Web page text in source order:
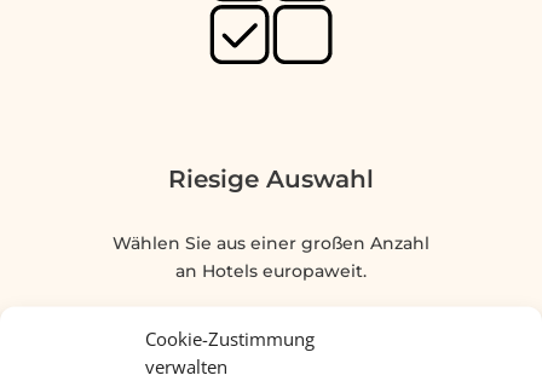
Cookie-Zustimmung
verwalten
Riesige Auswahl
Wählen Sie aus einer großen Anzahl
an Hotels europaweit.